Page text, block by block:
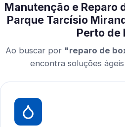
Manutenção e Reparo
Parque Tarcísio
Perto de
Ao buscar por "reparo de
encontra soluções